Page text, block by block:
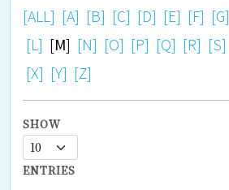
[ALL] [A] [B] [C] [D] [E] [F] [G]
[L] [M] [N] [O] [P] [Q] [R] [S]
[X] [Y] [Z]
SHOW
ENTRIES